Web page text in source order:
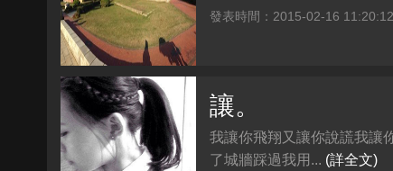
發表時間：2015-02-16
讓。
我讓你飛翔又讓你說謊我讓
了城牆踩過我用... (詳全文)